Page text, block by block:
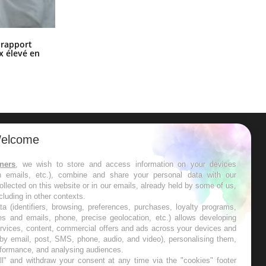
élevé en
les semaines les meilleures
, we wish to store and access information on your devices
emails, etc.), combine and share your personal data with our
on this website or in our emails, already held by some of us,
in other contexts.
(identifiers, browsing, preferences, purchases, loyalty programs,
and emails, phone, precise geolocation, etc.) allows developing
content, commercial offers and ads across your devices and
email, post, SMS, phone, audio, and video), personalising them,
and analysing audiences.
and withdraw your consent at any time via the "cookies" footer